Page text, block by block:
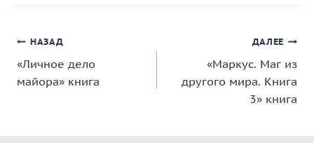
Навигация
по
записям
НАЗАД
«Личное дело
майора» книга
ДАЛЕЕ
«Маркус. Маг из
другого мира. Книга
3» книга